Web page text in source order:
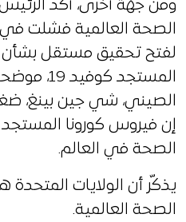
ومن جهة أخرى، أكد
الصحة العالمية فشلت في
لفتح تحقيق مستقل بشأن
المستجد
الصيني، شي جين بينغ،
إن فيروس كورونا
الصحة في العالم.
يذكّر أن الولايات
الصحة العالمية.